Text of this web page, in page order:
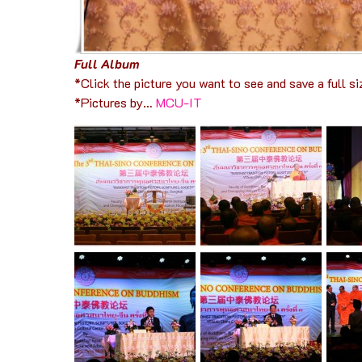
Full Album
*Click the picture you want to see and save a full
*Pictures by… MCU-IT